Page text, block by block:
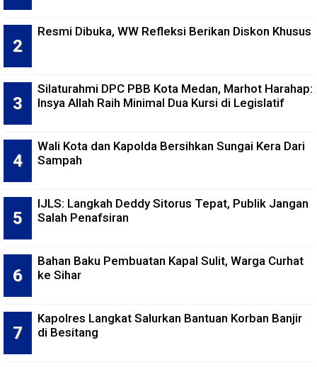
Resmi Dibuka, WW Refleksi Berikan Diskon Khusus
Silaturahmi DPC PBB Kota Medan, Marhot Harahap:
Insya Allah Raih Minimal Dua Kursi di Legislatif
Wali Kota dan Kapolda Bersihkan Sungai Kera Dari
Sampah
IJLS: Langkah Deddy Sitorus Tepat, Publik Jangan
Salah Penafsiran
Bahan Baku Pembuatan Kapal Sulit, Warga Curhat
ke Sihar
Kapolres Langkat Salurkan Bantuan Korban Banjir
di Besitang